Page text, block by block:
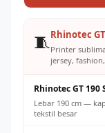
🧵Rhinotec
Printer
jersey,
Rhinotec GT 190
Lebar 190 cm —
tekstil besar